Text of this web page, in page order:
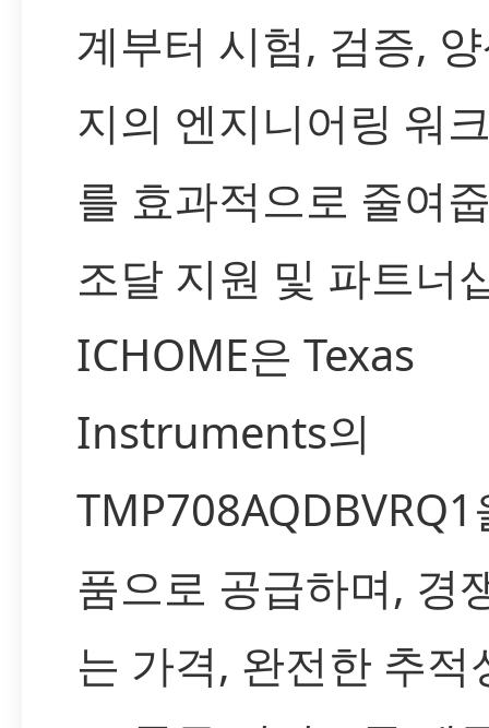
계부터 시험, 검증,
지의 엔지니어링 워
를 효과적으로 줄여
조달 지원 및 파트너
ICHOME은 Texas
Instruments의
TMP708AQDBVRQ1
품으로 공급하며, 경
는 가격, 완전한 추적